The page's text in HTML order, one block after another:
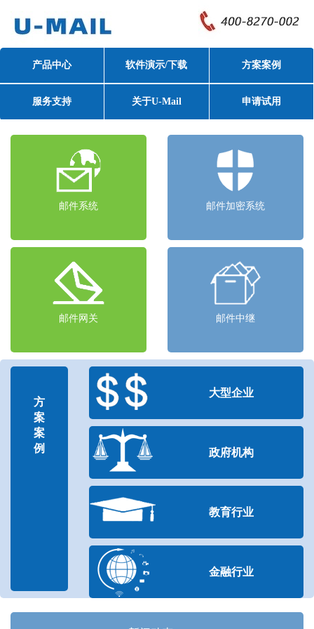
产品中心 软件演示/下载 方案案例
服务支持 关于U-Mail 申请试用
邮件系统 邮件加密系统
邮件网关 邮件中继
方
案
案
例
大型企业
政府机构
教育行业
金融行业